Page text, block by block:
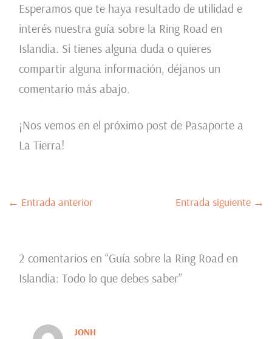
Esperamos que te haya resultado de utilidad e
interés nuestra guía sobre la Ring Road en
Islandia. Si tienes alguna duda o quieres
compartir alguna información, déjanos un
comentario más abajo.
¡Nos vemos en el próximo post de Pasaporte a
La Tierra!
← Entrada anterior Entrada siguiente →
2 comentarios en “Guía sobre la Ring Road en
Islandia: Todo lo que debes saber”
JONH